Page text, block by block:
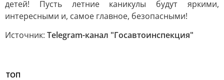
детей! Пусть летние каникулы будут яркими,
интересными и, самое главное, безопасными!
Источник: Telegram-канал "Госавтоинспекция"
ТОП